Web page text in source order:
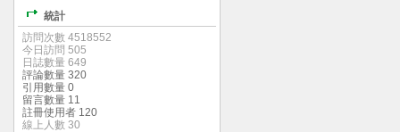
統計
訪問次數 4518552
今日訪問 505
日誌數量 649
評論數量 320
引用數量 0
留言數量 11
註冊使用者 120
線上人數 30